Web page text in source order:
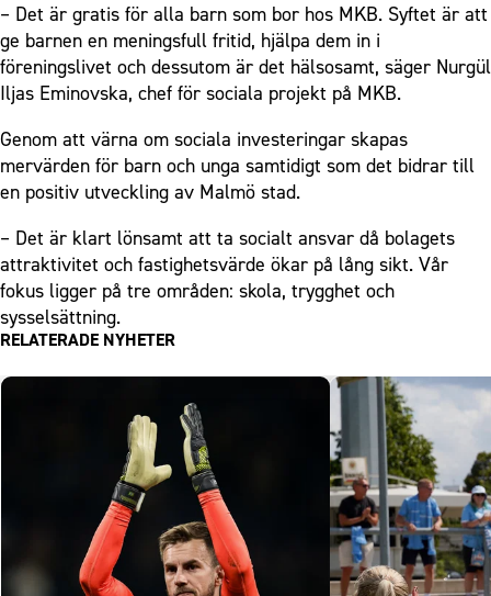
– Det är gratis för alla barn som bor hos MKB. Syftet är att
ge barnen en meningsfull fritid, hjälpa dem in i
föreningslivet och dessutom är det hälsosamt, säger Nurgül
Iljas Eminovska, chef för sociala projekt på MKB.
Genom att värna om sociala investeringar skapas
mervärden för barn och unga samtidigt som det bidrar till
en positiv utveckling av Malmö stad.
– Det är klart lönsamt att ta socialt ansvar då bolagets
attraktivitet och fastighetsvärde ökar på lång sikt. Vår
fokus ligger på tre områden: skola, trygghet och
sysselsättning.
RELATERADE NYHETER